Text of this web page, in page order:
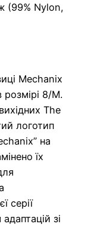
(99% Nylon,
Mechanix
8/М.
The
логотип
на
їх
серії
зі